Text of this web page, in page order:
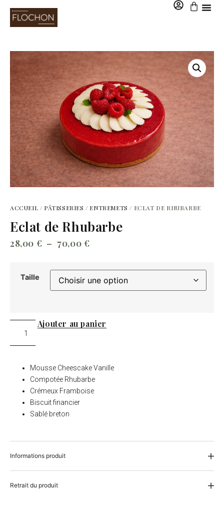
0,00
ACCUEIL / PÂTISSERIES / ENTREMETS / ECLAT DE RHUBARBE
Eclat de Rhubarbe
28,00 € – 70,00 €
Taille
Ajouter au panier
Mousse Cheescake Vanille
Compotée Rhubarbe
Crémeux Framboise
Biscuit financier
Sablé breton
Informations produit
Retrait du produit